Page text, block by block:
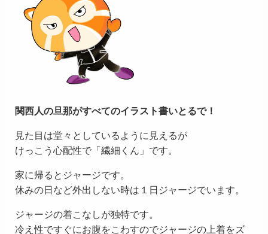
関西人の旦那がすべてのイラスト書いとるで！
見た目は堂々としているように見えるが
けっこう心配性で「繊細くん」です。
家に帰るとジャージです。
休みの日など外出しない時は１日ジャージでいます。
ジャージの着こなしが独特です。
冷え性ですぐにお腹をこわすのでジャージの上着をズ